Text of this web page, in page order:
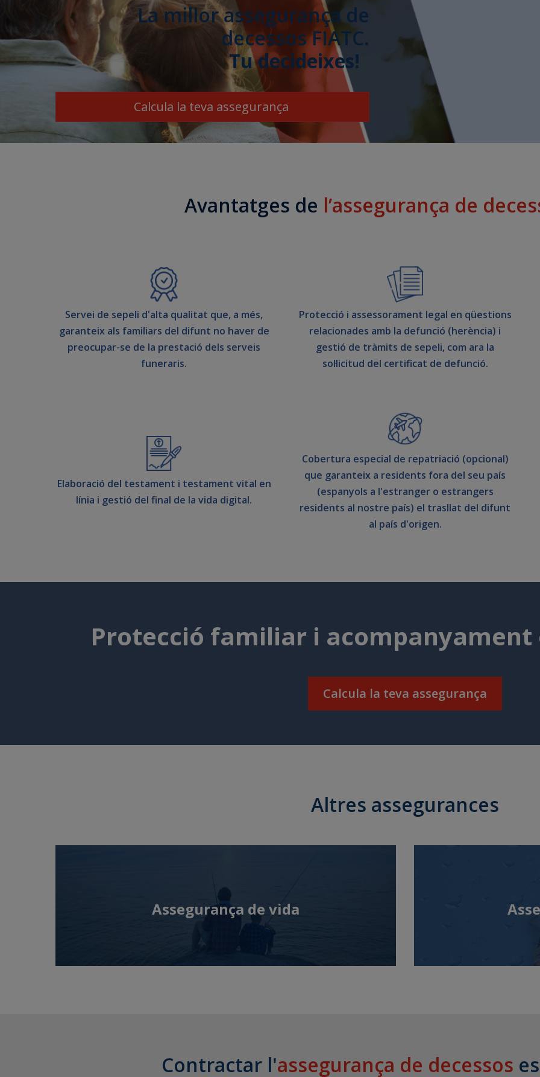
La millor assegurança de
decessos FIATC.
Tu decideixes!
Calcula la teva assegurança
Avantatges de l’assegurança de
Servei de sepeli d'alta qualitat que, a més,
garanteix als familiars del difunt no haver de
preocupar-se de la prestació dels serveis
funeraris.
Protecció i assessorament legal en qüestions
relacionades amb la defunció (herència) i
gestió de tràmits de sepeli, com ara la
sol·licitud del certificat de defunció.
Elaboració del testament i testament vital en
línia i gestió del final de la vida digital.
Cobertura especial de repatriació (opcional)
que garanteix a residents fora del seu país
(espanyols a l'estranger o estrangers
residents al nostre país) el trasllat del difunt
al país d'origen.
Protecció familiar i
Calcula la teva assegurança
Altres assegurances
Assegurança de vida
Contractar l'assegurança de decessos